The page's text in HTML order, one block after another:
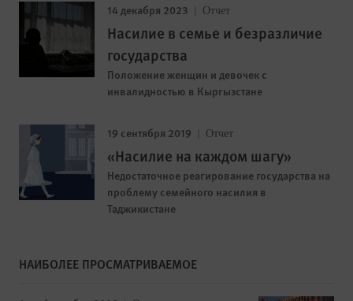
14 декабря 2023 Отчет
Насилие в семье и безразличие
государства
Положение женщин и девочек с
инвалидностью в Кыргызстане
19 сентября 2019 Отчет
«Насилие на каждом шагу»
Недостаточное реагирование государства на
проблему семейного насилия в
Таджикистане
НАИБОЛЕЕ ПРОСМАТРИВАЕМОЕ